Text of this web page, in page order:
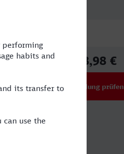
78,98 €
Verbindung prüfen